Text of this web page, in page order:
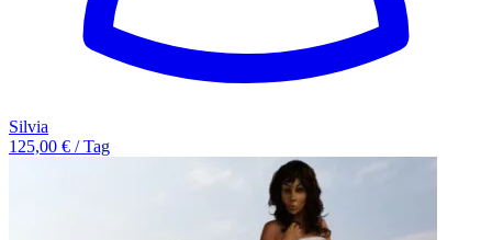
Silvia
125,00 € / Tag